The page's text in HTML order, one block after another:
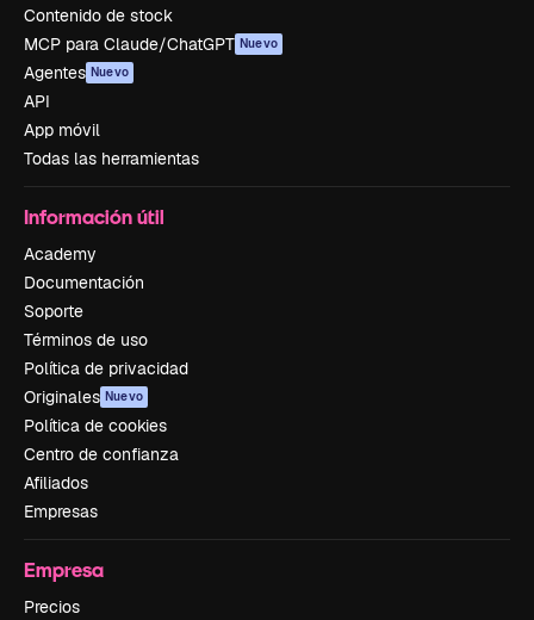
Contenido de stock
MCP para Claude/ChatGPT Nuevo
Agentes Nuevo
API
App móvil
Todas las herramientas
Información útil
Academy
Documentación
Soporte
Términos de uso
Política de privacidad
Originales Nuevo
Política de cookies
Centro de confianza
Afiliados
Empresas
Empresa
Precios